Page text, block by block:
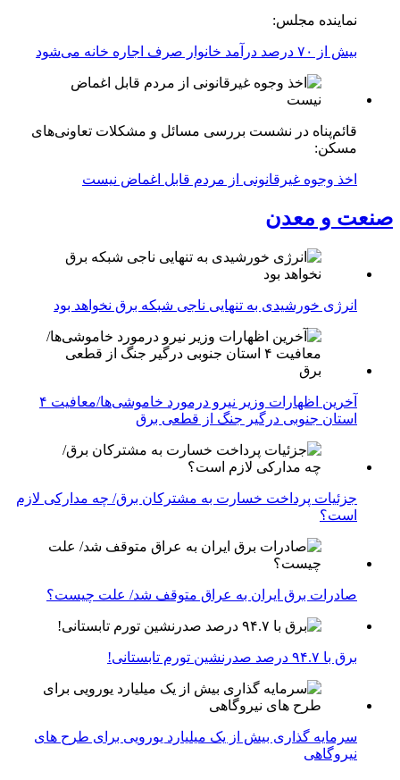
نماینده مجلس:
بیش از ۷۰ درصد درآمد خانوار صرف اجاره خانه می‌شود
قائم‌پناه در نشست بررسی مسائل و مشکلات تعاونی‌های
مسکن:
اخذ وجوه غیرقانونی از مردم قابل اغماض نیست
صنعت و معدن
انرژی خورشیدی به تنهایی ناجی شبکه برق نخواهد بود
آخرین اظهارات وزیر نیرو درمورد خاموشی‌ها/معافیت ۴
استان جنوبی درگیر جنگ از قطعی برق
جزئیات پرداخت خسارت به مشترکان برق/ چه مدارکی لازم
است؟
صادرات برق ایران به عراق متوقف شد/ علت چیست؟
برق با ۹۴.۷ درصد صدرنشین تورم تابستانی!
سرمایه گذاری بیش از یک میلیارد یورویی برای طرح های
نیروگاهی